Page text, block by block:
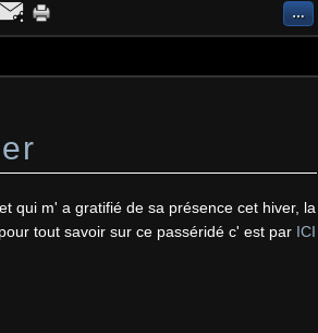
…
qui m' a gratifié de sa présence cet hiver, la
tout savoir sur ce passéridé c' est par ICI